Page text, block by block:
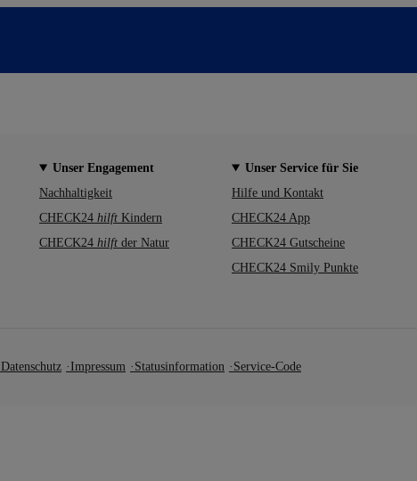
Unser Engagement
Nachhaltigkeit
CHECK24 hilft Kindern
CHECK24 hilft der Natur
Unser Service für Sie
Hilfe und Kontakt
CHECK24 App
CHECK24 Gutscheine
CHECK24 Smily Punkte
Datenschutz Impressum Statusinformation Service-Code